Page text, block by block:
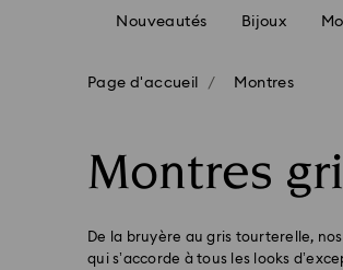
Nouveautés Bijoux
Page d'accueil Montres
Montres
De la bruyère au gris tourterelle,
qui s’accorde à tous les looks